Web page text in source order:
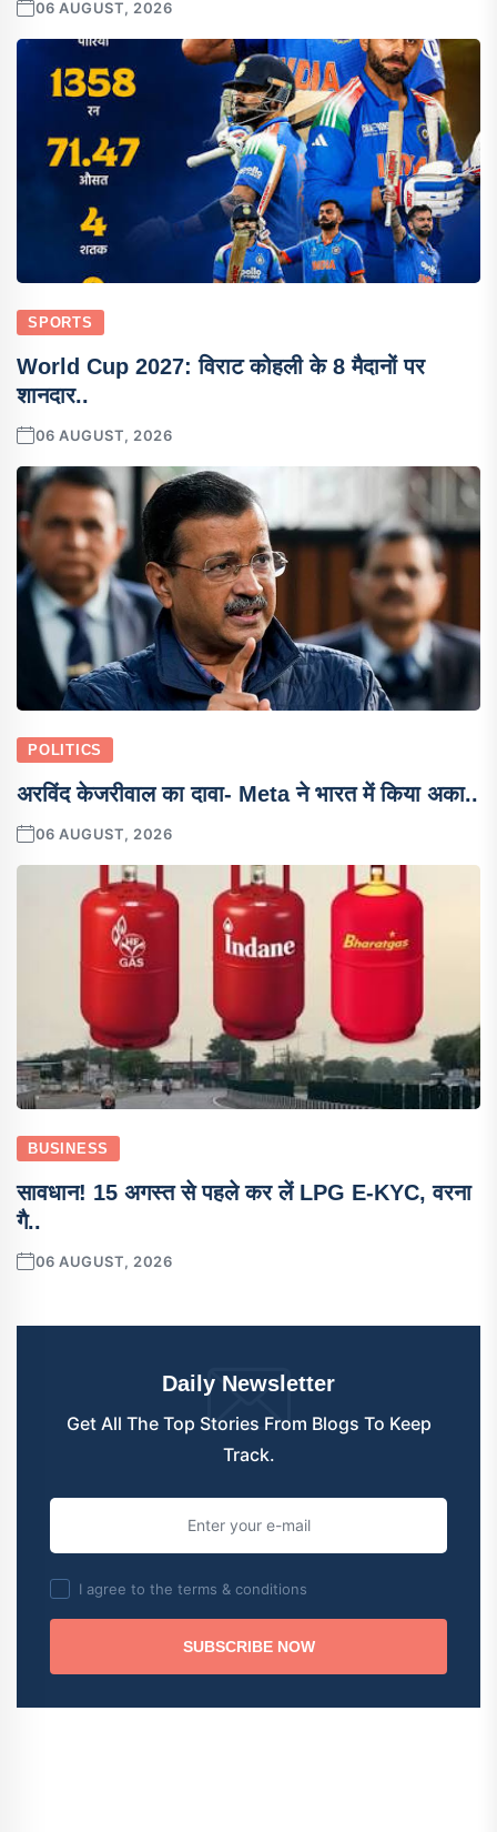
06 AUGUST, 2026
SPORTS
World Cup 2027: विराट कोहली के 8 मैदानों पर
शानदार..
06 AUGUST, 2026
POLITICS
अरविंद केजरीवाल का दावा- Meta ने भारत में किया अका..
06 AUGUST, 2026
BUSINESS
सावधान! 15 अगस्त से पहले कर लें LPG E-KYC, वरना
गै..
06 AUGUST, 2026
Daily Newsletter
Get All The Top Stories From Blogs To Keep
Track.
I agree to the terms & conditions
SUBSCRIBE NOW